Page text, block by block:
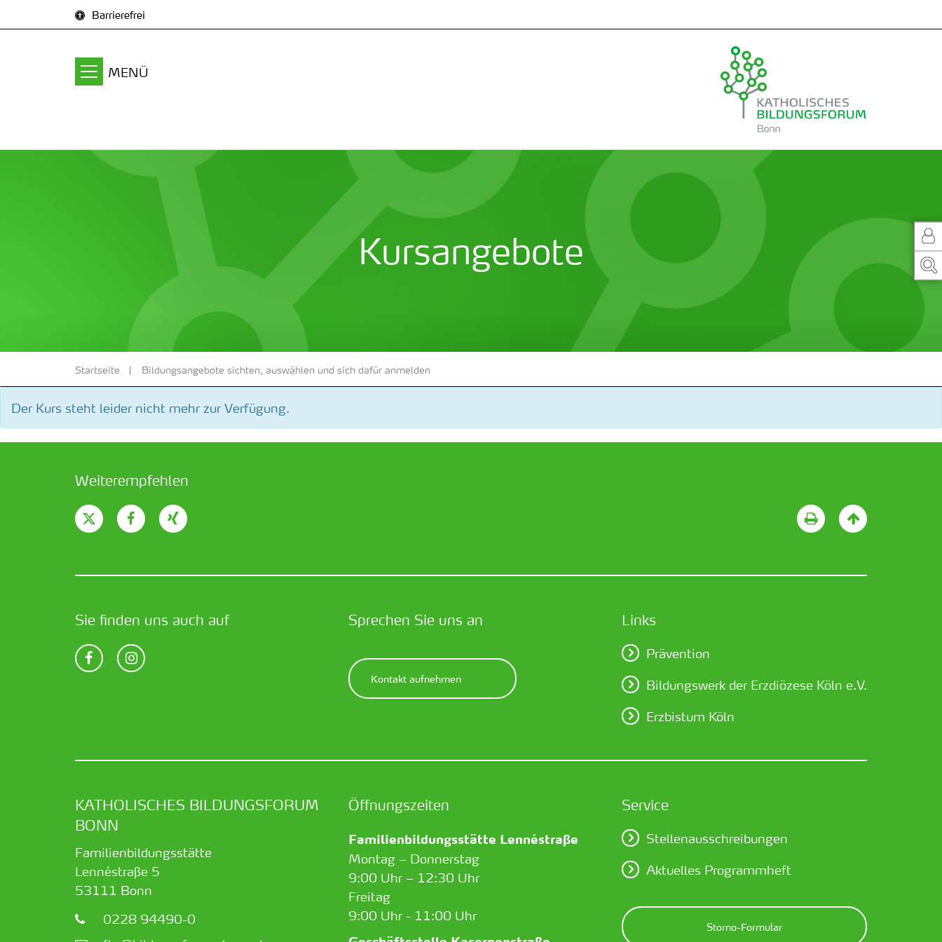
Barrierefrei
MENÜ
Kursangebote
Startseite Bildungsangebote sichten, auswählen und sich dafür anmelden
Der Kurs steht leider nicht mehr zur Verfügung.
Weiterempfehlen
Sie finden uns auch auf Sprechen Sie uns an
Kontakt aufnehmen
Links
Prävention
Bildungswerk der Erzdiözese Köln e.V.
Erzbistum Köln
KATHOLISCHES BILDUNGSFORUM
BONN
Familienbildungsstätte
Lennéstraße 5
53111 Bonn
0228 94490-0
Öffnungszeiten
Familienbildungsstätte Lennéstraße
Montag – Donnerstag
9:00 Uhr – 12:30 Uhr
Freitag
9:00 Uhr - 11:00 Uhr
Service
Stellenausschreibungen
Aktuelles Programmheft
Storno-Formular